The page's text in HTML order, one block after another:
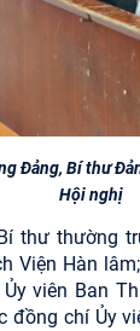
Đảng, Bí thư
Hội nghị
thư thường
Viện Hàn
viên Ban
chí Ủy